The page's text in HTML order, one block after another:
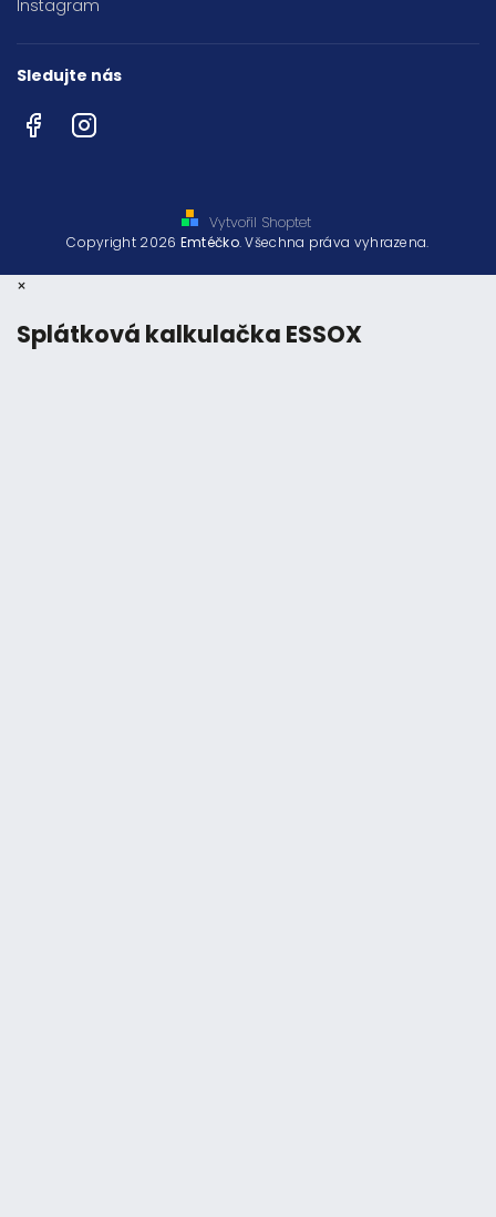
Instagram
Sledujte nás
FacebookInstagram
Vytvořil Shoptet
Copyright 2026 Emtéčko. Všechna práva vyhrazena.
×
Splátková kalkulačka ESSOX